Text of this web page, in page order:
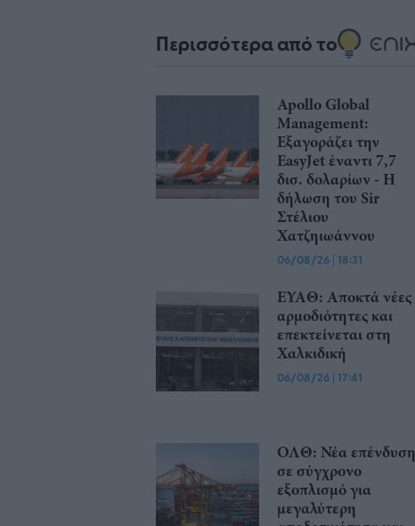
Περισσότερα από το
Apollo Global
Management:
Εξαγοράζει την
EasyJet έναντι 7,7
δισ. δολαρίων - Η
δήλωση του Sir
Στέλιου
Χατζηιωάννου
06/08/26 | 18:31
ΕΥΑΘ: Αποκτά νέες
αρμοδιότητες και
επεκτείνεται στη
Χαλκιδική
06/08/26 | 17:41
ΟΛΘ: Νέα επένδυση
σε σύγχρονο
εξοπλισμό για
μεγαλύτερη